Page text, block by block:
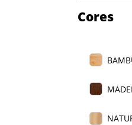
Cores